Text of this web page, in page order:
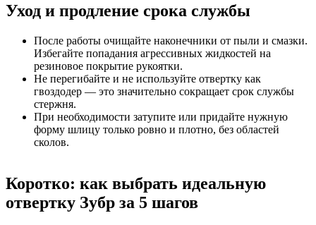
Уход и продление срока службы
После работы очищайте наконечники от пыли и смазки.
Избегайте попадания агрессивных жидкостей на
резиновое покрытие рукоятки.
Не перегибайте и не используйте отвертку как
гвоздодер — это значительно сокращает срок службы
стержня.
При необходимости затупите или придайте нужную
форму шлицу только ровно и плотно, без областей
сколов.
Коротко: как выбрать идеальную
отвертку Зубр за 5 шагов